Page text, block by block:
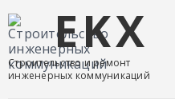
EKX
Строительство и ремонт
инженерных коммуникаций